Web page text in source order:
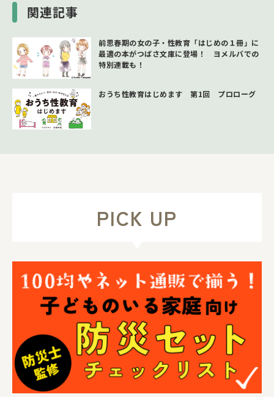
関連記事
前思春期の女の子・性教育「はじめの１冊」に
最適の本がつばさ文庫に登場！ ヨメルバでの
特別連載も！
おうち性教育はじめます 第1回 プロローグ
PICK UP